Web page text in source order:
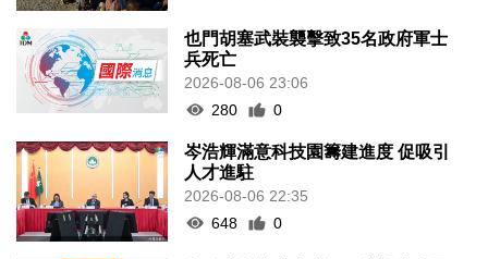
也門胡塞武裝襲擊致35名政府軍士
兵死亡
2026-08-06 23:06
280
0
岑浩輝滿意科技園籌建進度 促吸引
人才進駐
2026-08-06 22:35
648
0